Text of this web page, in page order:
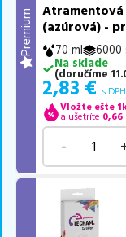
Premium
Atramentová
(azúrová) -
70 ml 6000
Na sklade
(doručíme
2,83 € s DPH
Vložte ešte
a ušetríte 0,66
-